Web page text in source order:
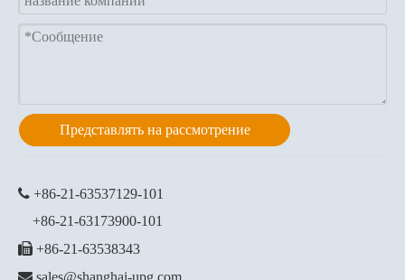
Представлять на рассмотрение
 +86-21-63537129-101
+86-21-63173900-101
 +86-21-63538343
 sales@shanghai-upg.com